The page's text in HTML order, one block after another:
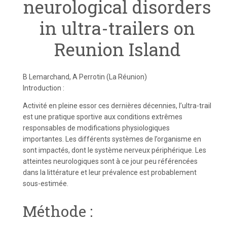
neurological disorders
in ultra-trailers on
Reunion Island
B Lemarchand, A Perrotin (La Réunion)
Introduction :
Activité en pleine essor ces dernières décennies, l’ultra-trail
est une pratique sportive aux conditions extrêmes
responsables de modifications physiologiques
importantes. Les différents systèmes de l’organisme en
sont impactés, dont le système nerveux périphérique. Les
atteintes neurologiques sont à ce jour peu référencées
dans la littérature et leur prévalence est probablement
sous-estimée.
Méthode :